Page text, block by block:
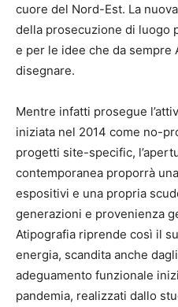
cuore del Nord-Est. La
della prosecuzione di luogo
e per le idee che da sempre
disegnare.
Mentre infatti prosegue
iniziata nel 2014 come no-
progetti site-specific,
contemporanea proporrà
espositivi e una propria
generazioni e provenienza
Atipografia riprende così il
energia, scandita anche
adeguamento funzionale
pandemia, realizzati dallo